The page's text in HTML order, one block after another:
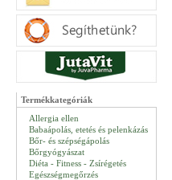
Termékkategóriák
Allergia ellen
Babaápolás, etetés és pelenkázás
Bőr- és szépségápolás
Bőrgyógyászat
Diéta - Fitness - Zsírégetés
Egészségmegőrzés